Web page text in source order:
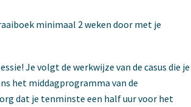
minimaal 2 weken door met je
Je volgt de werkwijze van de casus die je
het middagprogramma van de
dat je tenminste een half uur voor het